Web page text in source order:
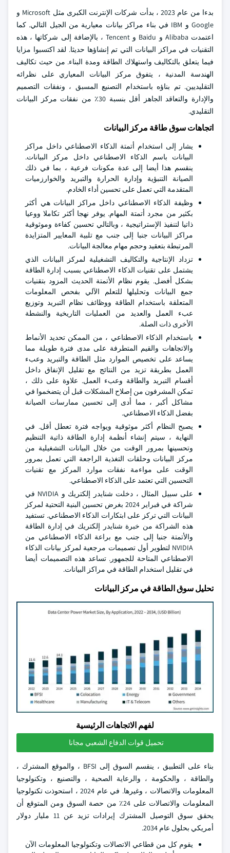
بدءا من عام 2023 ، بدأت شركات الإنترنت الكبرى مثل Microsoft و
Google و IBM في بناء مراكز بيانات معيارية من الجيل التالي. كما
اعتمدت Alibaba و Baidu و Tencent ، بالإضافة إلى شركاتها ، هذه
التقنيات في مراكز البيانات التي تم إنشاؤها حديثا. لقد اكتسبوا مزايا
فيما يتعلق بالتكاليف واستهلاك الطاقة ومدة البناء. من حيث تكاليف
الهندسة المدنية ، يتفوق مركز البيانات المعياري على نظرائه
التقليديين. تم بناؤه باستخدام التصنيع المسبق ، ونفقات التصميم
والإدارة والتعاقد الجاهز أقل بنسبة 30٪ من نفقات مركز البيانات
التقليدي.
اتجاهات سوق طاقة مركز البيانات
يشار إلى استخدام أتمتة الذكاء الاصطناعي داخل مراكز
البيانات باسم الذكاء الاصطناعي داخل مركز البيانات.
ينقسم هذا أيضا إلى عدة مكونات فرعية ، بما في ذلك
الصيانة التنبؤية وإدارة الحرارة والتبريد والخوارزميات
المتقدمة التي تعمل على تحسين أداء الخادم.
وظيفة الذكاء الاصطناعي داخل مراكز البيانات هي أكثر
بكثير من مجرد أتمتة المهام. يوفر نهجا أكثر تكاملا ووعيا
ذاتيا لتنفيذ الإستراتيجية ، وبالتالي تحسين كفاءة وموثوقية
مراكز البيانات جنبا إلى جنب مع تلبية المعايير المتزايدة
المرتبطة بتعقيد وحجم مهام معالجة البيانات.
تزداد الإنتاجية والتكاليف التشغيلية لمركز البيانات الذي
يشتمل على تقنيات الذكاء الاصطناعي بسبب إدارة الطاقة
بشكل أفضل. يقوم نظام الأتمتة الحديث المزود بتقنيات
جمع البيانات وتحليلها للتعلم الآلي بفحص المعلومات
المتعلقة باستخدام الطاقة ووظائف نظام التبريد وتوزيع
عبء العمل والعديد من العمليات التاريخية والنشطة
الأخرى ذات الصلة.
باستخدام الذكاء الاصطناعي ، من الممكن تحديد الأنماط
والاتجاهات والقيم المتطرفة على مدى فترة طويلة مما
يساعد على تخصيص الموارد مثل الطاقة والتبريد وعبء
العمل بطريقة تزيد من النتائج مع تقليل الإنفاق داخل
أقسام التبريد والطاقة وعبء العمل. علاوة على ذلك ،
تمكن المشرفون من إصلاح المشكلات قبل أن يتضخموا في
مشاكل أكبر ، مما أدى إلى تحسين ممارسات الصيانة
بفضل الذكاء الاصطناعي.
يصبح النظام أكثر موثوقية ويواجه فترة تعطل أقل. في
النهاية ، سيتم إنشاء أنظمة إدارة الطاقة ذاتية التنظيم
وتحسينها بمرور الوقت من خلال البيانات التشغيلية من
مركز البيانات وحلقات التغذية الراجعة التي تعمل بمرور
الوقت على مواءمة نفقات موارد المركز مع تقنيات
التحسين التي تعتمد على الذكاء الاصطناعي.
على سبيل المثال ، دخلت شنايدر إلكتريك و NVIDIA في
شراكة في فبراير 2024 بغرض تحسين البنية التحتية لمركز
البيانات التي تركز على ابتكارات الذكاء الاصطناعي. تستفيد
هذه الشراكة من خبرة شنايدر إلكتريك في إدارة الطاقة
والأتمتة جنبا إلى جنب مع براعة الذكاء الاصطناعي من
NVIDIA لتطوير أول تصميمات مرجعية لمركز بيانات الذكاء
الاصطناعي المتاحة للجمهور. تساعد هذه التصميمات أيضا
في تقليل استخدام الطاقة في مراكز البيانات.
تحليل سوق الطاقة في مركز البيانات
لفهم الاتجاهات الرئيسية
تحميل قوات الدفاع الشعبي مجانا
بناء على التطبيق ، ينقسم السوق إلى BFSI ، والموقع المشترك ،
والطاقة ، والحكومة ، والرعاية الصحية ، والتصنيع ، وتكنولوجيا
المعلومات والاتصالات ، وغيرها. في عام 2024 ، استحوذت تكنولوجيا
المعلومات والاتصالات على 24٪ من حصة السوق ومن المتوقع أن
يحقق سوق التوصيل المشترك إيرادات تزيد عن 11 مليار دولار
أمريكي بحلول عام 2034.
يقوم كل من قطاعي الاتصالات وتكنولوجيا المعلومات الآن